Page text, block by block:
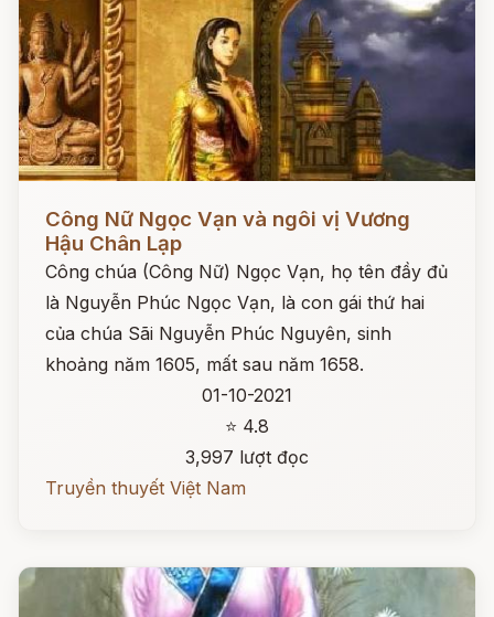
Công Nữ Ngọc Vạn và ngôi vị Vương
Hậu Chân Lạp
Công chúa (Công Nữ) Ngọc Vạn, họ tên đầy đủ
là Nguyễn Phúc Ngọc Vạn, là con gái thứ hai
của chúa Sãi Nguyễn Phúc Nguyên, sinh
khoảng năm 1605, mất sau năm 1658.
01-10-2021
⭐ 4.8
3,997 lượt đọc
Truyền thuyết Việt Nam